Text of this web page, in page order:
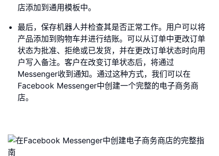
店添加到通用模板中。
最后，保存机器人并检查其是否正常工作。用户可以将
产品添加到购物车并进行结账。可以从订单中更改订单
状态为批准、拒绝或已发货，并在更改订单状态时向用
户写入备注。客户在改变订单状态后，将通过
Messenger收到通知。通过这种方式，我们可以在
Facebook Messenger中创建一个完整的电子商务商
店。